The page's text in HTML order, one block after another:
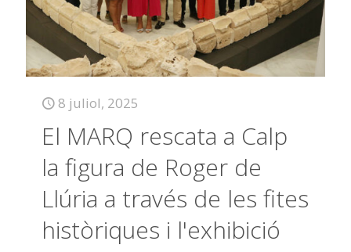
8 juliol, 2025
El MARQ rescata a Calp
la figura de Roger de
Llúria a través de les fites
històriques i l'exhibició